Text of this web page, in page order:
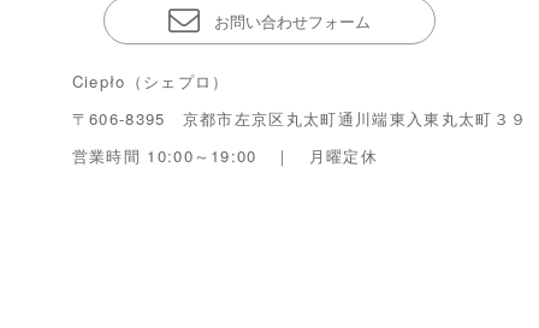
お問い合わせフォーム
Ciepło（シェプロ）
〒606-8395 京都市左京区丸太町通川端東入東丸太町３９
営業時間 10:00～19:00 ｜ 月曜定休